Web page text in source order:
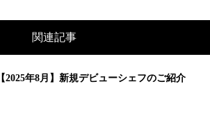
関連記事
【2025年8月】新規デビューシェフのご紹介